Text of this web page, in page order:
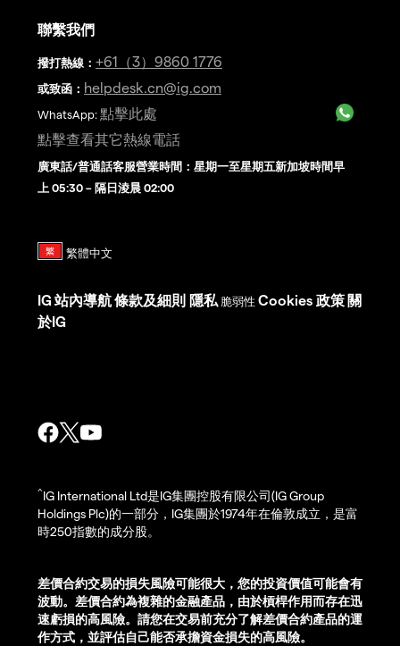
聯繫我們
撥打熱線 ： +61（3）9860 1776
或致函： helpdesk.cn@ig.com
WhatsApp: 點擊此處
點擊查看其它熱線電話
廣東話/普通話客服營業時間：星期一至星期五新加坡時間早
上 05:30 – 隔日淩晨 02:00
IG 站內導航條款及細則 隱私 脆弱性 Cookies 政策 關
於IG
^IG International Ltd是IG集團控股有限公司(IG Group
Holdings Plc)的一部分，IG集團於1974年在倫敦成立，是富
時250指數的成分股。
差價合約交易的損失風險可能很大，您的投資價值可能會有
波動。差價合約為複雜的金融產品，由於槓桿作用而存在迅
速虧損的高風險。請您在交易前充分了解差價合約產品的運
作方式，並評估自己能否承擔資金損失的高風險。